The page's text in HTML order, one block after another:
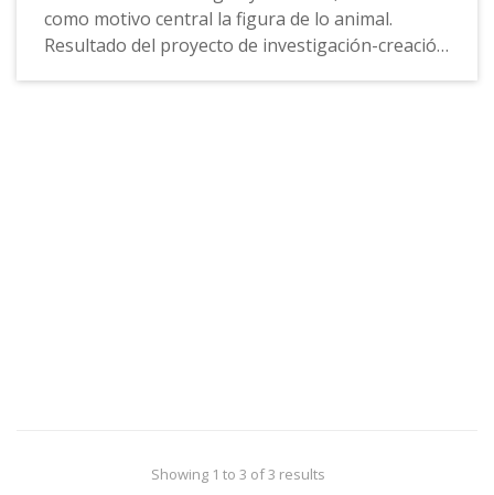
como motivo central la figura de lo animal.
Resultado del proyecto de investigación-creación
Showing 1 to 3 of 3 results